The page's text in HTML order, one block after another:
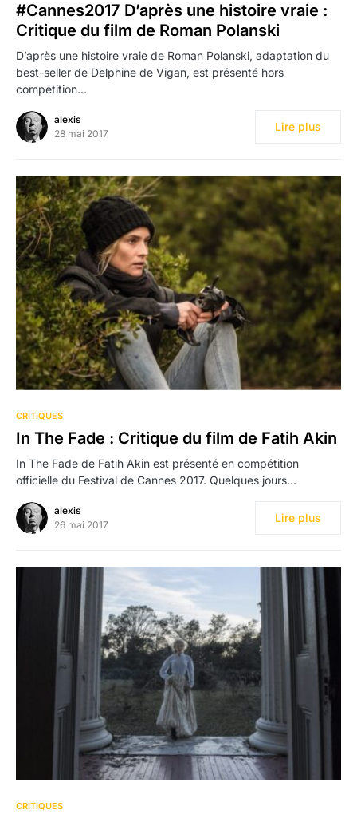
#Cannes2017 D’après une histoire vraie :
Critique du film de Roman Polanski
D’après une histoire vraie de Roman Polanski, adaptation du
best-seller de Delphine de Vigan, est présenté hors
compétition…
alexis
28 mai 2017
Lire plus
CRITIQUES
In The Fade : Critique du film de Fatih Akin
In The Fade de Fatih Akin est présenté en compétition
officielle du Festival de Cannes 2017. Quelques jours…
alexis
26 mai 2017
Lire plus
CRITIQUES